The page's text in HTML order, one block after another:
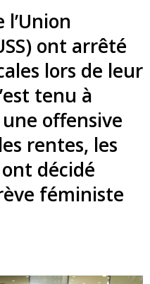
l’Union
ont arrêté
lors de leur
tenu à
offensive
rentes, les
ont décidé
féministe